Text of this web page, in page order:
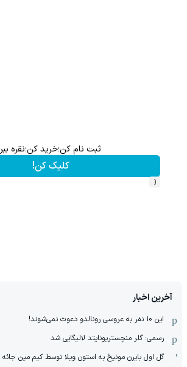
ثبت نام کن؛خرید کن؛نقره ببر
کلیک کن!
‹
آخرین اخبار
این 10 نفر به عروسی رونالدو دعوت نمی‌شوند!
رسمی: گلر منچستریونایتد لالیگایی شد
گل اول بایرن مونیخ به استون ویلا توسط کیم مین جائه